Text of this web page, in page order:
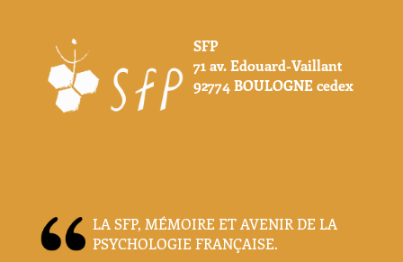
SFP
71 av. Edouard-Vaillant
92774 BOULOGNE cedex
LA SFP, MÉMOIRE ET AVENIR DE LA
PSYCHOLOGIE FRANÇAISE.